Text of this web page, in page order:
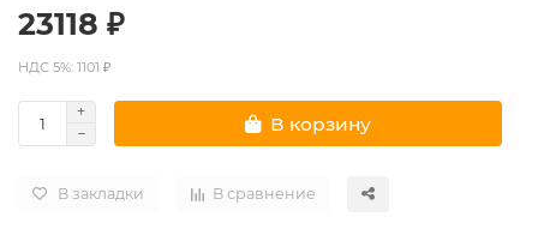
23118 ₽
НДС 5%: 1101 ₽
В корзину
В закладки В сравнение